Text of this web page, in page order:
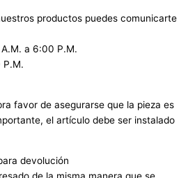
productos puedes comunicarte
a 6:00 P.M.
P.M.
favor de asegurarse que la pieza es
el artículo debe ser instalado
devolución
de la misma manera que se